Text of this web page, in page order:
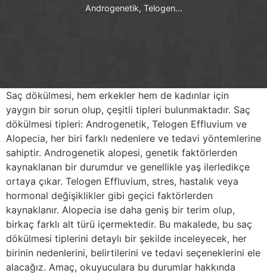
Androgenetik, Telogen…
Saç dökülmesi, hem erkekler hem de kadınlar için
yaygın bir sorun olup, çeşitli tipleri bulunmaktadır. Saç
dökülmesi tipleri: Androgenetik, Telogen Effluvium ve
Alopecia, her biri farklı nedenlere ve tedavi yöntemlerine
sahiptir. Androgenetik alopesi, genetik faktörlerden
kaynaklanan bir durumdur ve genellikle yaş ilerledikçe
ortaya çıkar. Telogen Effluvium, stres, hastalık veya
hormonal değişiklikler gibi geçici faktörlerden
kaynaklanır. Alopecia ise daha geniş bir terim olup,
birkaç farklı alt türü içermektedir. Bu makalede, bu saç
dökülmesi tiplerini detaylı bir şekilde inceleyecek, her
birinin nedenlerini, belirtilerini ve tedavi seçeneklerini ele
alacağız. Amaç, okuyuculara bu durumlar hakkında